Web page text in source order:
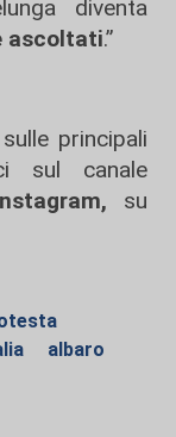
diventa
ascoltati.”
sulle principali
sul canale
, su
albaro